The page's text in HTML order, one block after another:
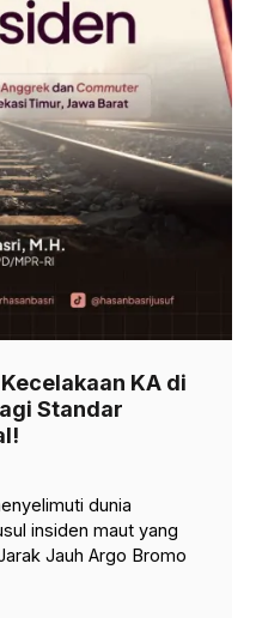
KA di
Standar
dunia
insiden maut yang
Jauh Argo Bromo